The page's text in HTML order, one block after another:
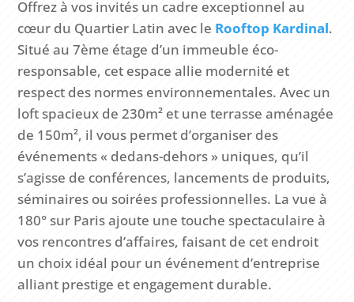
Offrez à vos invités un cadre exceptionnel au
cœur du Quartier Latin avec le Rooftop Kardinal.
Situé au 7ème étage d’un immeuble éco-
responsable, cet espace allie modernité et
respect des normes environnementales. Avec un
loft spacieux de 230m² et une terrasse aménagée
de 150m², il vous permet d’organiser des
événements « dedans-dehors » uniques, qu’il
s’agisse de conférences, lancements de produits,
séminaires ou soirées professionnelles. La vue à
180° sur Paris ajoute une touche spectaculaire à
vos rencontres d’affaires, faisant de cet endroit
un choix idéal pour un événement d’entreprise
alliant prestige et engagement durable.